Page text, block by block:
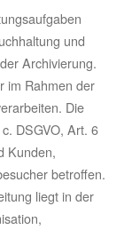
und
Archivierung.
im Rahmen der
Die
DSGVO, Art. 6
Kunden,
betroffen.
liegt in der